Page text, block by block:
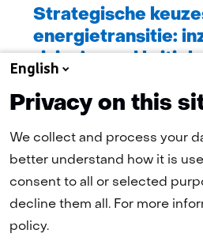
Strategische
energietransitie:
risico’s rond kritieke
grondstoffen
1 2
English
Privacy on this
We collect and process your
better understand how it is
consent to all or selected
decline them all. For more
policy.